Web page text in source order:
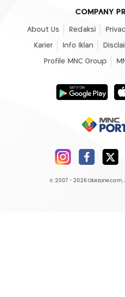
COMPANY
About Us Redaksi
Karier Info Iklan
Profile MNC Group
© 2007 - 2026 Okezone.com,